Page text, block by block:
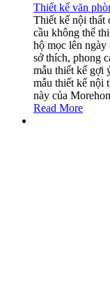
Thiết kế văn
Thiết kế nội thất
cầu không thể
hộ mọc lên
sở thích, phong
mẫu thiết kế gợi
mẫu thiết kế nội
này của
Read More